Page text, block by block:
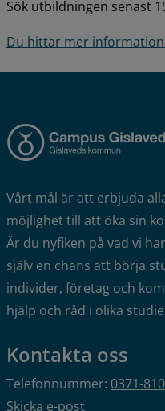
Sök utbildningen senast
Du hittar mer
Vårt mål är att erbjuda
möjlighet till att öka sin
Är du nyfiken på vad vi
själv en chans att börja
individer, företag och
hjälp och råd i olika
Kontakta oss
Telefonnummer: 0371-
Skicka e-post